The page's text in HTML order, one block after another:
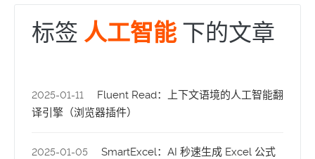
标签 人工智能下的文章
2025-01-11
Fluent Read：上下文语境的人工智能翻
译引擎（浏览器插件）
2025-01-05 SmartExcel：AI 秒速生成 Excel 公式